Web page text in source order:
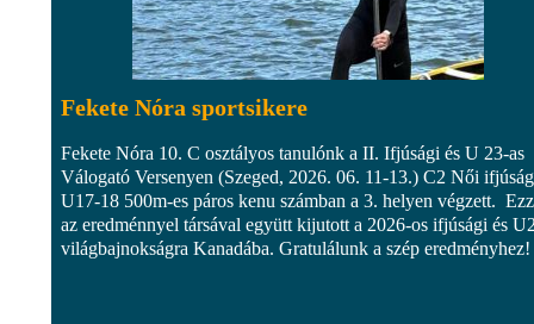
Fekete Nóra sportsikere
Fekete Nóra 10. C osztályos tanulónk a II. Ifjúsági és U 23-as
Válogató Versenyen (Szeged, 2026. 06. 11-13.) C2 Női
U17-18 500m-es páros kenu számban a 3. helyen végzett.
az eredménnyel társával együtt kijutott a 2026-os ifjúsági és
világbajnokságra Kanadába. Gratulálunk a szép eredményhez!